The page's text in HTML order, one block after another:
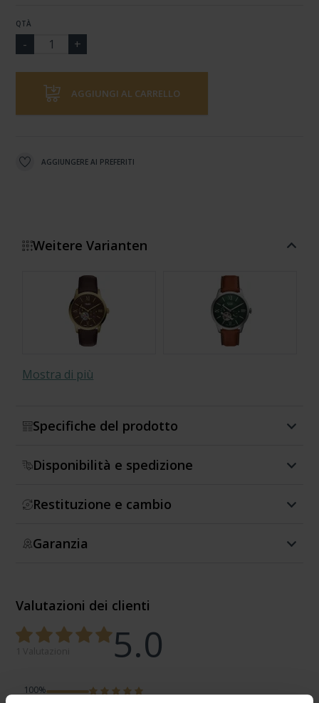
QTÀ
AGGIUNGI AL CARRELLO
AGGIUNGERE AI PREFERITI
Weitere Varianten
Mostra di più
Specifiche del prodotto
Disponibilità e spedizione
Restituzione e cambio
Garanzia
Valutazioni dei clienti
5.0
100%